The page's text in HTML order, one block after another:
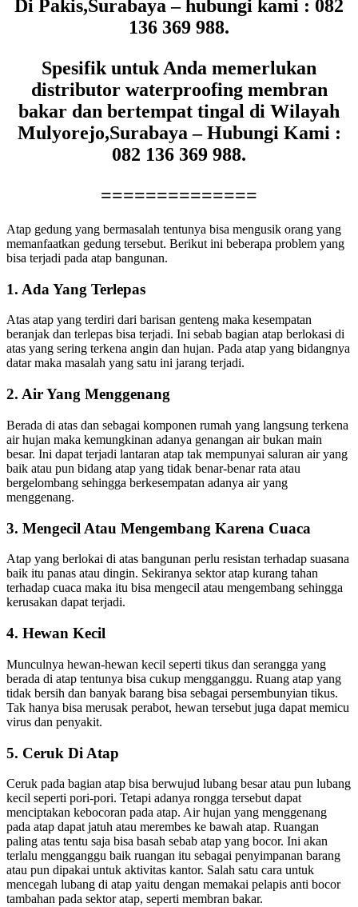
Di Pakis,Surabaya – hubungi kami : 082
136 369 988.
Spesifik untuk Anda memerlukan
distributor waterproofing membran
bakar dan bertempat tingal di Wilayah
Mulyorejo,Surabaya – Hubungi Kami :
082 136 369 988.
==============
Atap gedung yang bermasalah tentunya bisa mengusik orang yang
memanfaatkan gedung tersebut. Berikut ini beberapa problem yang
bisa terjadi pada atap bangunan.
1. Ada Yang Terlepas
Atas atap yang terdiri dari barisan genteng maka kesempatan
beranjak dan terlepas bisa terjadi. Ini sebab bagian atap berlokasi di
atas yang sering terkena angin dan hujan. Pada atap yang bidangnya
datar maka masalah yang satu ini jarang terjadi.
2. Air Yang Menggenang
Berada di atas dan sebagai komponen rumah yang langsung terkena
air hujan maka kemungkinan adanya genangan air bukan main
besar. Ini dapat terjadi lantaran atap tak mempunyai saluran air yang
baik atau pun bidang atap yang tidak benar-benar rata atau
bergelombang sehingga berkesempatan adanya air yang
menggenang.
3. Mengecil Atau Mengembang Karena Cuaca
Atap yang berlokai di atas bangunan perlu resistan terhadap suasana
baik itu panas atau dingin. Sekiranya sektor atap kurang tahan
terhadap cuaca maka itu bisa mengecil atau mengembang sehingga
kerusakan dapat terjadi.
4. Hewan Kecil
Munculnya hewan-hewan kecil seperti tikus dan serangga yang
berada di atap tentunya bisa cukup mengganggu. Ruang atap yang
tidak bersih dan banyak barang bisa sebagai persembunyian tikus.
Tak hanya bisa merusak perabot, hewan tersebut juga dapat memicu
virus dan penyakit.
5. Ceruk Di Atap
Ceruk pada bagian atap bisa berwujud lubang besar atau pun lubang
kecil seperti pori-pori. Tetapi adanya rongga tersebut dapat
menciptakan kebocoran pada atap. Air hujan yang menggenang
pada atap dapat jatuh atau merembes ke bawah atap. Ruangan
paling atas tentu saja bisa basah sebab atap yang bocor. Ini akan
terlalu mengganggu baik ruangan itu sebagai penyimpanan barang
atau pun dipakai untuk aktivitas kantor. Salah satu cara untuk
mencegah lubang di atap yaitu dengan memakai pelapis anti bocor
tambahan pada sektor atap, seperti membran bakar.